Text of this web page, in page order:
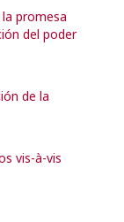
promesa
del poder
de la
vis-à-vis